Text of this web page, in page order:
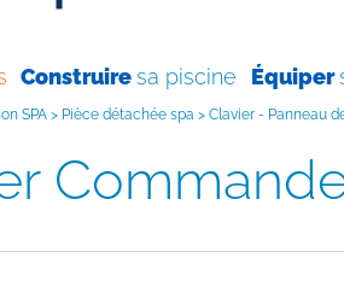
Construiresa piscine Équiper
SPA > Pièce détachée spa > Clavier - Panneau